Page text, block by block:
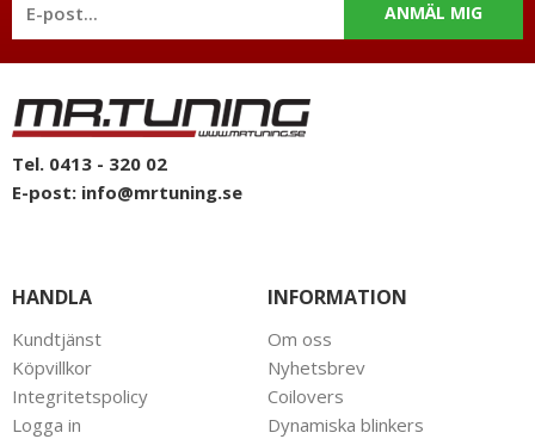
ANMÄL MIG
Tel. 0413 - 320 02
E-post: info@mrtuning.se
HANDLA
Kundtjänst
Köpvillkor
Integritetspolicy
Logga in
INFORMATION
Om oss
Nyhetsbrev
Coilovers
Dynamiska blinkers